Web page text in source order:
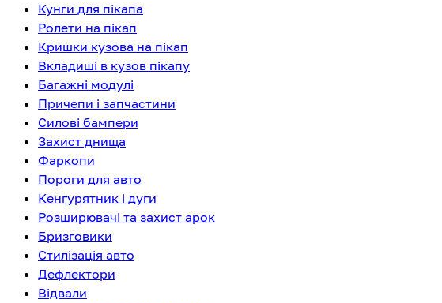
Кунги для пікапа
Ролети на пікап
Кришки кузова на пікап
Вкладиші в кузов пікапу
Багажні модулі
Причепи і запчастини
Силові бампери
Захист днища
Фаркопи
Пороги для авто
Кенгурятник і дуги
Розширювачі та захист арок
Бризговики
Стилізація авто
Дефлектори
Відвали